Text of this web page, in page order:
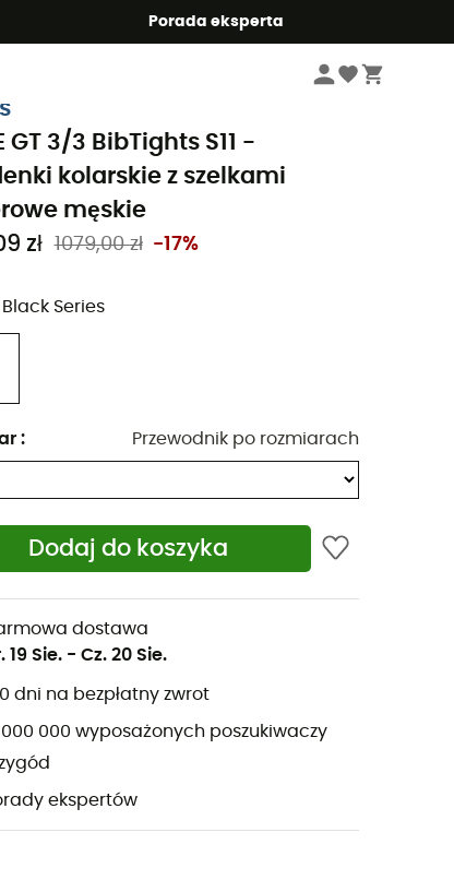
Porada eksperta
Spodenki kolarskie z
GT 3/3 BibTights S11 -
kolarskie z szelkami
męskie
zł 1079,00 zł -17%
Black Series
: Przewodnik po rozmiarach
Dodaj do koszyka
dostawa
19 Sie. - Cz. 20 Sie.
dni na bezpłatny zwrot
000 000 wyposażonych poszukiwaczy
ekspertów